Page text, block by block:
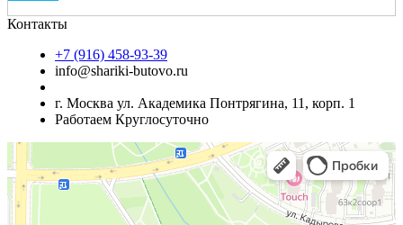
Контакты
+7 (916) 458-93-39
info@shariki-butovo.ru
г. Москва ул. Академика Понтрягина, 11, корп. 1
Работаем Круглосуточно